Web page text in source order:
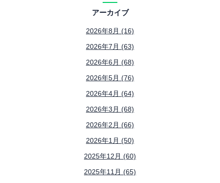
アーカイブ
2026年8月 (16)
2026年7月 (63)
2026年6月 (68)
2026年5月 (76)
2026年4月 (64)
2026年3月 (68)
2026年2月 (66)
2026年1月 (50)
2025年12月 (60)
2025年11月 (65)